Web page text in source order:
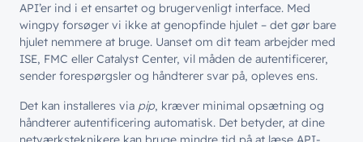
API’er ind i et ensartet og brugervenligt interface. Med
wingpy forsøger vi ikke at genopfinde hjulet – det gør bare
hjulet nemmere at bruge. Uanset om dit team arbejder med
ISE, FMC eller Catalyst Center, vil måden de autentificerer,
sender forespørgsler og håndterer svar på, opleves ens.
Det kan installeres via pip, kræver minimal opsætning og
håndterer autentificering automatisk. Det betyder, at dine